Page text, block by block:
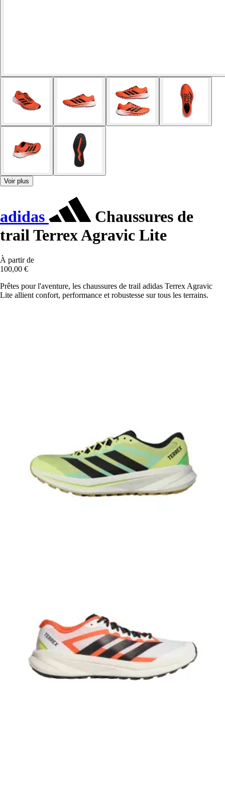
Voir plus
adidas
Chaussures de
trail Terrex Agravic Lite
À partir de
100,00 €
Prêtes pour l'aventure, les chaussures de trail adidas Terrex Agravic
Lite allient confort, performance et robustesse sur tous les terrains.